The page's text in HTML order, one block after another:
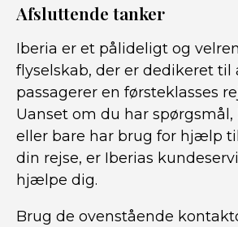
Afsluttende tanker
Iberia er et pålideligt og
flyselskab, der er dedikeret til
passagerer en førsteklasses
Uanset om du har
eller bare har brug for hjælp
din rejse, er Iberias
hjælpe dig.
Brug de ovenstående